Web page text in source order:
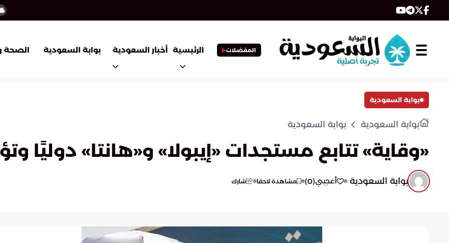
المفضلات الرئيسية أخبار السعودية بوابة السعودية الصحة
بوابة السعودية
بوابة السعودية بوابة السعودية
«وقاية» تتابع مستجدات «إيبولا» و«هانتا» دوليًا
بوابة السعودية أعجبني(
0
) مشاهدة لاحقا شارك